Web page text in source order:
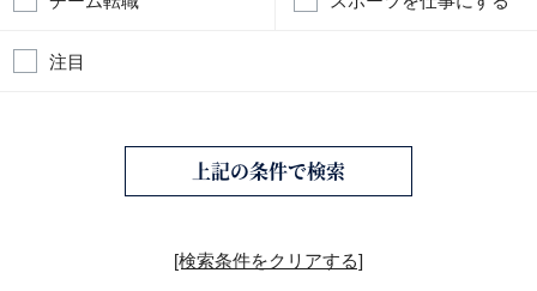
注目
上記の条件で検索
[検索条件をクリアする]